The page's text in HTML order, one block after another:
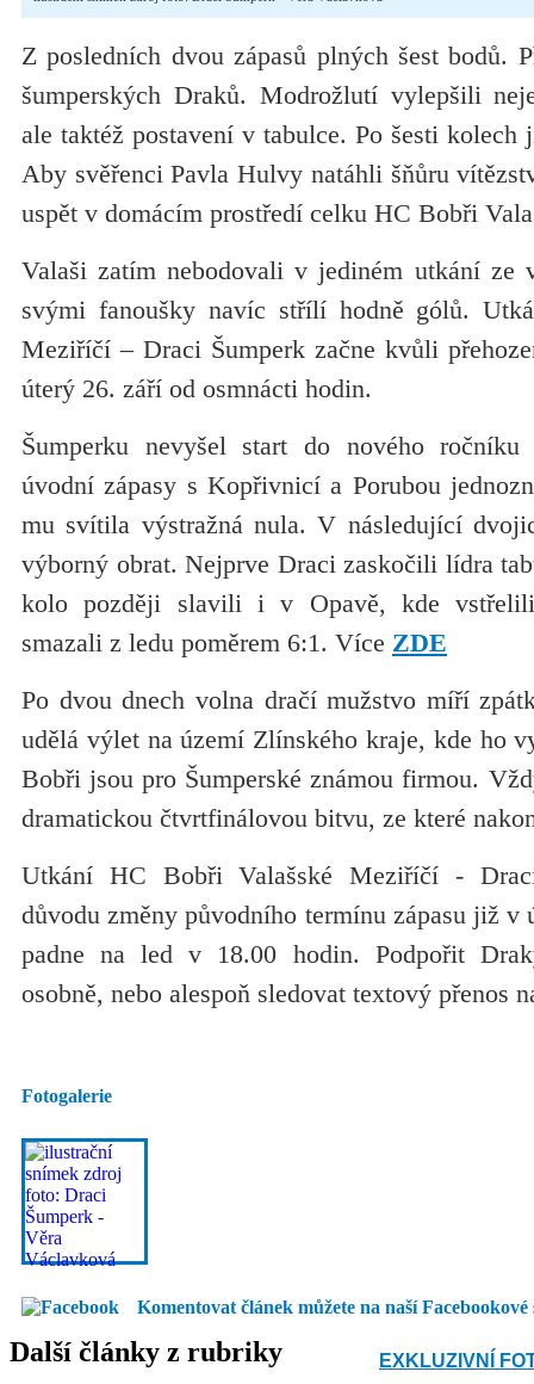
Z posledních dvou zápasů plných šest bodů.
šumperských Draků. Modrožlutí vylepšili
ale taktéž postavení v tabulce. Po šesti
Aby svěřenci Pavla Hulvy natáhli šňůru
uspět v domácím prostředí celku HC Bobři
Valaši zatím nebodovali v jediném utkání ze
svými fanoušky navíc střílí hodně gólů.
Meziříčí – Draci Šumperk začne kvůli
úterý 26. září od osmnácti hodin.
Šumperku nevyšel start do nového
úvodní zápasy s Kopřivnicí a Porubou
mu svítila výstražná nula. V následující
výborný obrat. Nejprve Draci zaskočili lídra
kolo později slavili i v Opavě, kde vstřelili
smazali z ledu poměrem 6:1. Více ZDE
Po dvou dnech volna dračí mužstvo míří
udělá výlet na území Zlínského kraje, kde ho
Bobři jsou pro Šumperské známou firmou.
dramatickou čtvrtfinálovou bitvu, ze které
Utkání HC Bobři Valašské Meziříčí -
důvodu změny původního termínu zápasu již
padne na led v 18.00 hodin. Podpořit
osobně, nebo alespoň sledovat textový přenos
Fotogalerie
Komentovat článek můžete na naší Facebookové
Další články z rubriky EXKLUZIVNÍ